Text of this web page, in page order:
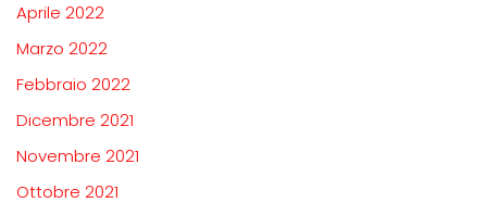
Aprile 2022
Marzo 2022
Febbraio 2022
Dicembre 2021
Novembre 2021
Ottobre 2021